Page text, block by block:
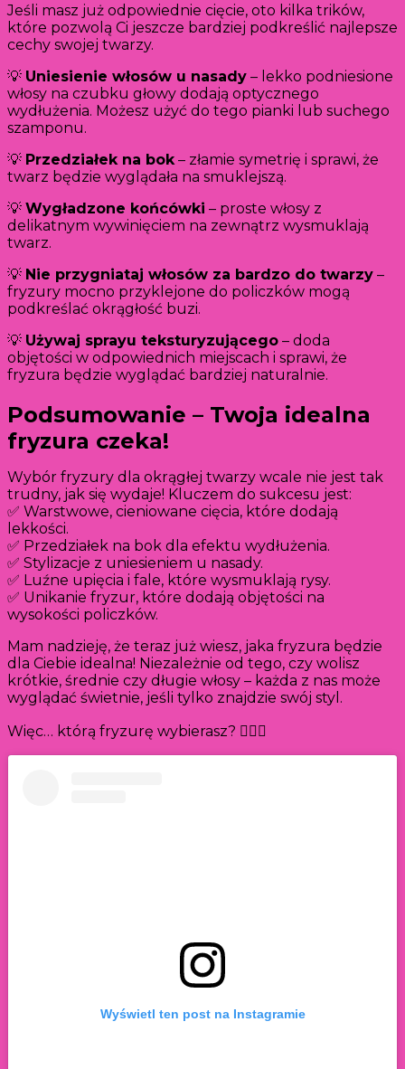
Jeśli masz już odpowiednie cięcie, oto kilka trików,
które pozwolą Ci jeszcze bardziej podkreślić najlepsze
cechy swojej twarzy.
💡 Uniesienie włosów u nasady – lekko podniesione
włosy na czubku głowy dodają optycznego
wydłużenia. Możesz użyć do tego pianki lub suchego
szamponu.
💡 Przedziałek na bok– złamie symetrię i sprawi, że
twarz będzie wyglądała na smuklejszą.
💡 Wygładzone końcówki – proste włosy z
delikatnym wywinięciem na zewnątrz wysmuklają
twarz.
💡 Nie przygniataj włosów za bardzo do twarzy –
fryzury mocno przyklejone do policzków mogą
podkreślać okrągłość buzi.
💡 Używaj sprayu teksturyzującego – doda
objętości w odpowiednich miejscach i sprawi, że
fryzura będzie wyglądać bardziej naturalnie.
Podsumowanie – Twoja idealna
fryzura czeka!
Wybór fryzury dla okrągłej twarzy wcale nie jest tak
trudny, jak się wydaje! Kluczem do sukcesu jest:
✅ Warstwowe, cieniowane cięcia, które dodają
lekkości.
✅ Przedziałek na bok dla efektu wydłużenia.
✅ Stylizacje z uniesieniem u nasady.
✅ Luźne upięcia i fale, które wysmuklają rysy.
✅ Unikanie fryzur, które dodają objętości na
wysokości policzków.
Mam nadzieję, że teraz już wiesz, jaka fryzura będzie
dla Ciebie idealna! Niezależnie od tego, czy wolisz
krótkie, średnie czy długie włosy – każda z nas może
wyglądać świetnie, jeśli tylko znajdzie swój styl.
Więc… którą fryzurę wybierasz? 💇‍♀️✨
Wyświetl ten post na Instagramie